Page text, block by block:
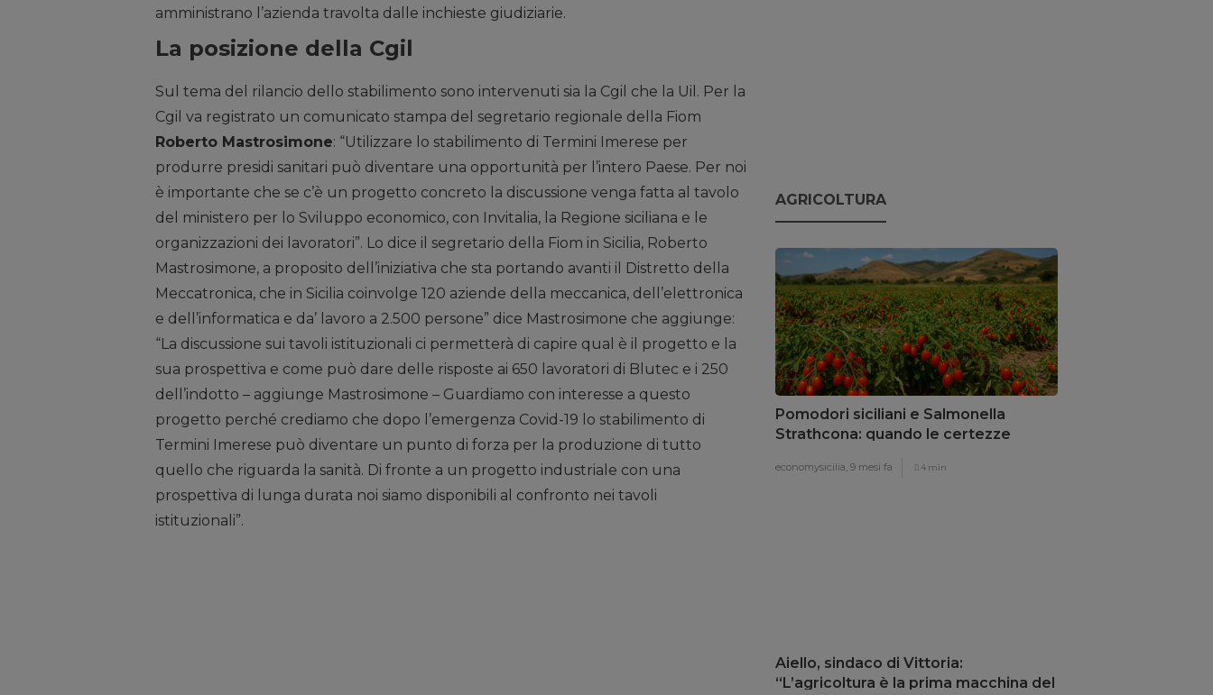
amministrano l’azienda travolta dalle inchieste giudiziarie.
La posizione della Cgil
Sul tema del rilancio dello stabilimento sono intervenuti sia la Cgil che la Uil. Per la
Cgil va registrato un comunicato stampa del segretario regionale della Fiom
Roberto Mastrosimone: “Utilizzare lo stabilimento di Termini Imerese per
produrre presidi sanitari può diventare una opportunità per l’intero Paese. Per noi
è importante che se c’è un progetto concreto la discussione venga fatta al tavolo
del ministero per lo Sviluppo economico, con Invitalia, la Regione siciliana e le
organizzazioni dei lavoratori”. Lo dice il segretario della Fiom in Sicilia, Roberto
Mastrosimone, a proposito dell’iniziativa che sta portando avanti il Distretto della
Meccatronica, che in Sicilia coinvolge 120 aziende della meccanica, dell’elettronica
e dell’informatica e da’ lavoro a 2.500 persone” dice Mastrosimone che aggiunge:
“La discussione sui tavoli istituzionali ci permetterà di capire qual è il progetto e la
sua prospettiva e come può dare delle risposte ai 650 lavoratori di Blutec e i 250
dell’indotto – aggiunge Mastrosimone – Guardiamo con interesse a questo
progetto perché crediamo che dopo l’emergenza Covid-19 lo stabilimento di
Termini Imerese può diventare un punto di forza per la produzione di tutto
quello che riguarda la sanità. Di fronte a un progetto industriale con una
prospettiva di lunga durata noi siamo disponibili al confronto nei tavoli
istituzionali”.
AGRICOLTURA
Pomodori siciliani e Salmonella
Strathcona: quando le certezze
economysicilia, 9 mesi fa 4 min
Aiello, sindaco di Vittoria:
“L’agricoltura è la prima macchina del